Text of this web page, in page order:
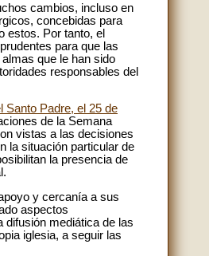
cambios, incluso en
concebidas para
estos. Por tanto, el
para que las
que le han sido
responsables del
Santo Padre, el 25 de
de la Semana
vistas a las decisiones
la situación particular de
la presencia de
y cercanía a sus
aspectos
difusión mediática de las
iglesia, a seguir las